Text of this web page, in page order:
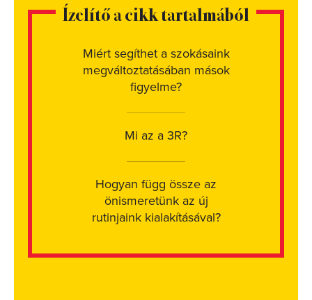
Ízelítő a cikk tartalmából
Miért segíthet a szokásaink
megváltoztatásában mások
figyelme?
Mi az a 3R?
Hogyan függ össze az
önismeretünk az új
rutinjaink kialakításával?